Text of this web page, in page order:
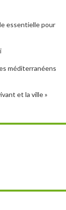
essentielle pour
méditerranéens
et la ville »